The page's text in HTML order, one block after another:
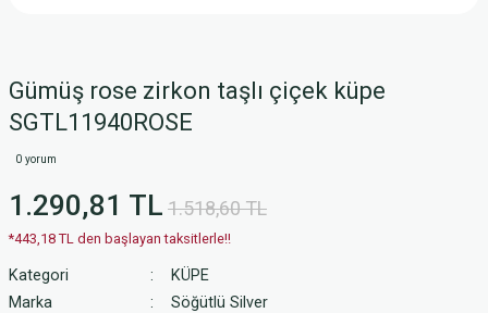
Gümüş rose zirkon taşlı çiçek küpe
SGTL11940ROSE
0 yorum
1.290,81 TL 1.518,60 TL
*443,18 TL den başlayan taksitlerle!!
Kategori
KÜPE
Marka
Söğütlü Silver